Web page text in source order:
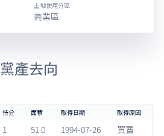
土地使用分區
商業區
黨產去向
1 51.0 1994-07-26 買賣